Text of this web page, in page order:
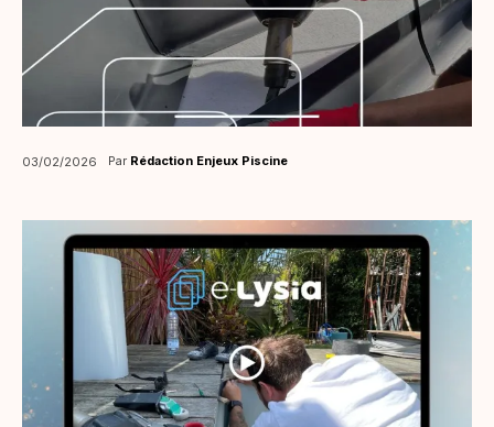
03/02/2026 Par Rédaction Enjeux Piscine